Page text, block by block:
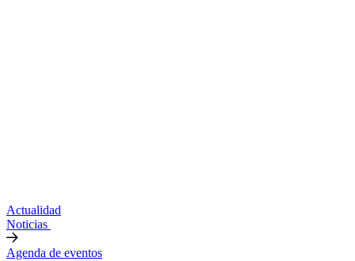
Actualidad
Noticias
Agenda de eventos